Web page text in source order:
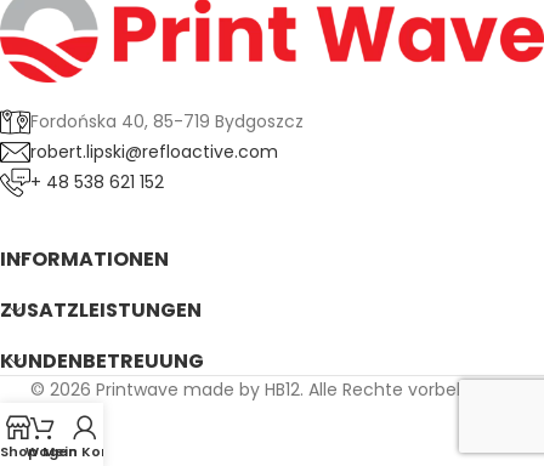
Fordońska 40, 85-719 Bydgoszcz
robert.lipski@refloactive.com
+ 48 538 621 152
INFORMATIONEN
ZUSATZLEISTUNGEN
KUNDENBETREUUNG
© 2026 Printwave made by HB12. Alle Rechte vorbehalten.
ShopWagen
Mein Konto